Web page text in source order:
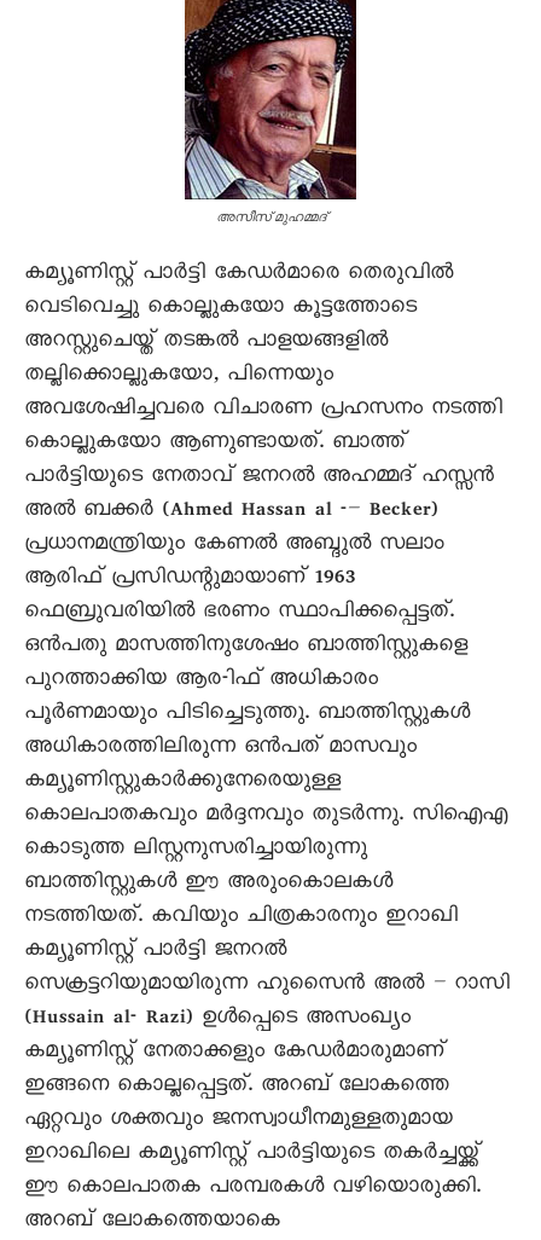
അസീസ് മുഹമ്മദ്‌
കമ്യൂണിസ്റ്റ് പാർട്ടി കേഡർമാരെ തെരുവിൽ
വെടിവെച്ചു കൊല്ലുകയോ കൂട്ടത്തോടെ
അറസ്റ്റുചെയ്ത് തടങ്കൽ പാളയങ്ങളിൽ
തല്ലിക്കൊല്ലുകയോ, പിന്നെയും
അവശേഷിച്ചവരെ വിചാരണ പ്രഹസനം നടത്തി
കൊല്ലുകയോ ആണുണ്ടായത്. ബാത്ത്
പാർട്ടിയുടെ നേതാവ് ജനറൽ അഹമ്മദ് ഹസ്സൻ
അൽ ബക്കർ (Ahmed Hassan al -– Becker)
പ്രധാനമന്ത്രിയും കേണൽ അബ്ദുൽ സലാം
ആരിഫ് പ്രസിഡന്റുമായാണ് 1963
ഫെബ്രുവരിയിൽ ഭരണം സ്ഥാപിക്കപ്പെട്ടത്.
ഒൻപതു മാസത്തിനുശേഷം ബാത്തിസ്റ്റുകളെ
പുറത്താക്കിയ ആര-ിഫ് അധികാരം
പൂർണമായും പിടിച്ചെടുത്തു. ബാത്തിസ്റ്റുകൾ
അധികാരത്തിലിരുന്ന ഒൻപത് മാസവും
കമ്യൂണിസ്റ്റുകാർക്കുനേരെയുള്ള
കൊലപാതകവും മർദ്ദനവും തുടർന്നു. സിഐഎ
കൊടുത്ത ലിസ്റ്റനുസരിച്ചായിരുന്നു
ബാത്തിസ്റ്റുകൾ ഈ അരുംകൊലകൾ
നടത്തിയത്. കവിയും ചിത്രകാരനും ഇറാഖി
കമ്യൂണിസ്റ്റ് പാർട്ടി ജനറൽ
സെക്രട്ടറിയുമായിരുന്ന ഹുസെെൻ അൽ – റാസി
(Hussain al- Razi) ഉൾപ്പെടെ അസംഖ്യം
കമ്യൂണിസ്റ്റ് നേതാക്കളും കേഡർമാരുമാണ്
ഇങ്ങനെ കൊല്ലപ്പെട്ടത്. അറബ് ലോകത്തെ
ഏറ്റവും ശക്തവും ജനസ്വാധീനമുള്ളതുമായ
ഇറാഖിലെ കമ്യൂണിസ്റ്റ് പാർട്ടിയുടെ തകർച്ചയ്ക്ക്
ഈ കൊലപാതക പരമ്പരകൾ വഴിയൊരുക്കി.
അറബ് ലോകത്തെയാകെ